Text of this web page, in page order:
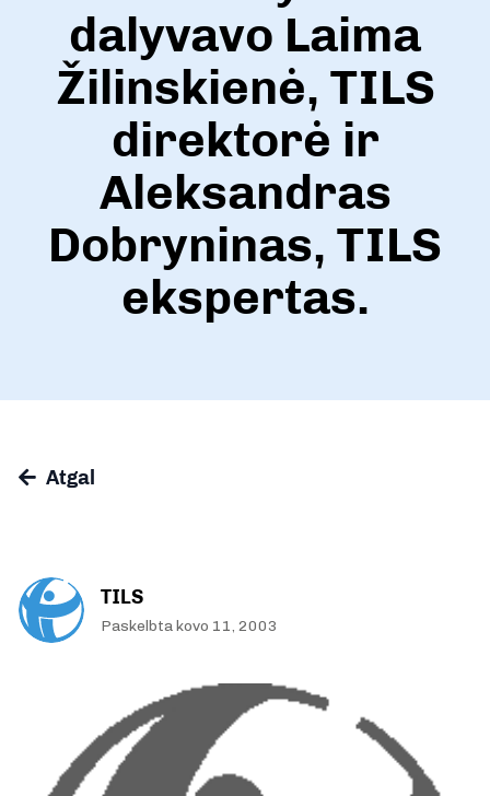
dalyvavo Laima
Žilinskienė, TILS
direktorė ir
Aleksandras
Dobryninas, TILS
ekspertas.
Atgal
TILS
Paskelbta kovo 11, 2003